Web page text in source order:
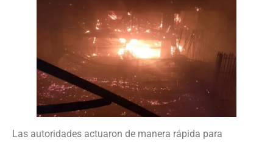
Las autoridades actuaron de manera rápida para